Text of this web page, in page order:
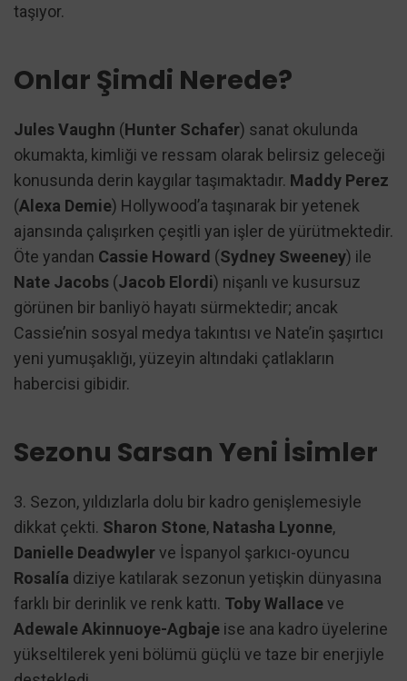
taşıyor.
Onlar Şimdi Nerede?
Jules Vaughn (Hunter Schafer) sanat okulunda
okumakta, kimliği ve ressam olarak belirsiz geleceği
konusunda derin kaygılar taşımaktadır. Maddy Perez
(Alexa Demie) Hollywood’a taşınarak bir yetenek
ajansında çalışırken çeşitli yan işler de yürütmektedir.
Öte yandan Cassie Howard (Sydney Sweeney) ile
Nate Jacobs (Jacob Elordi) nişanlı ve kusursuz
görünen bir banliyö hayatı sürmektedir; ancak
Cassie’nin sosyal medya takıntısı ve Nate’in şaşırtıcı
yeni yumuşaklığı, yüzeyin altındaki çatlakların
habercisi gibidir.
Sezonu Sarsan Yeni İsimler
3. Sezon, yıldızlarla dolu bir kadro genişlemesiyle
dikkat çekti. Sharon Stone, Natasha Lyonne,
Danielle Deadwylerve İspanyol şarkıcı-oyuncu
Rosalía diziye katılarak sezonun yetişkin dünyasına
farklı bir derinlik ve renk kattı. Toby Wallaceve
Adewale Akinnuoye-Agbaje ise ana kadro üyelerine
yükseltilerek yeni bölümü güçlü ve taze bir enerjiyle